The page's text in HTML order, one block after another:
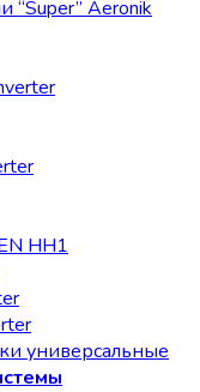
“Super” Aeronik
HH1
универсальные